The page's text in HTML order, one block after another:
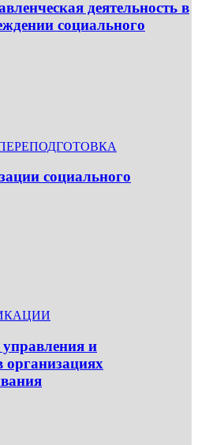
деятельность в
социального
социального
и
организациях